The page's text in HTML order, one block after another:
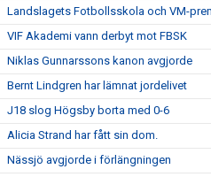
Landslagets Fotbollsskola och VM-
VIF Akademi vann derbyt mot FBSK
Niklas Gunnarssons kanon avgjorde
Bernt Lindgren har lämnat jordelivet
J18 slog Högsby borta med 0-6
Alicia Strand har fått sin dom.
Nässjö avgjorde i förlängningen